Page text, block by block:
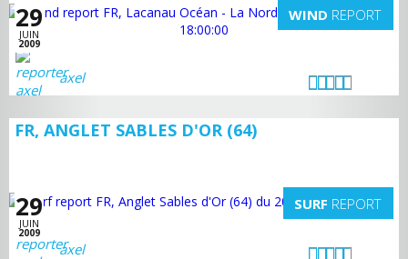
29
JUIN
2009
WIND REPORT
axel
FR, ANGLET SABLES D'OR (64)
29
JUIN
2009
SURF REPORT
axel